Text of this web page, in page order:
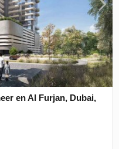
en Al Furjan, Dubai,